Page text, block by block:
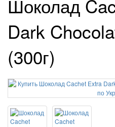
Шоколад
Dark
(300г)